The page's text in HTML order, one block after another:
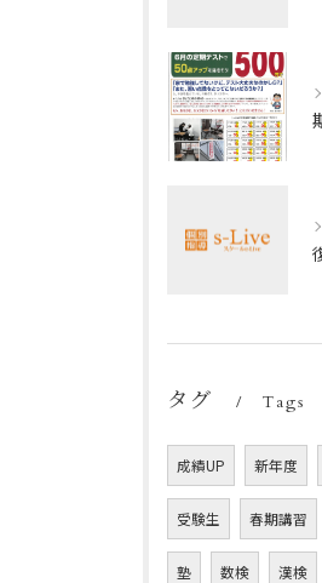
タグ Tags
成績UP 新年度
受験生 春期講習
塾 数検 漢検